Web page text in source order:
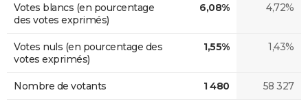
Votes blancs (en pourcentage
des votes exprimés)
6,08% 4,72%
Votes nuls (en pourcentage des
votes exprimés)
1,55% 1,43%
Nombre de votants 1 480 58 327